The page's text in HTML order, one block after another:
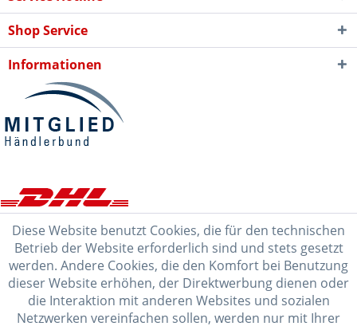
Shop Service
Informationen
Diese Website benutzt Cookies, die für den technischen
Betrieb der Website erforderlich sind und stets gesetzt
werden. Andere Cookies, die den Komfort bei Benutzung
dieser Website erhöhen, der Direktwerbung dienen oder
die Interaktion mit anderen Websites und sozialen
Netzwerken vereinfachen sollen, werden nur mit Ihrer